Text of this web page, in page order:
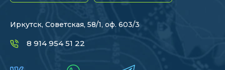
Иркутск, Советская, 58/1, оф. 603/3
8 914 954 51 22